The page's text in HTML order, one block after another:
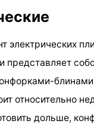
электрических
представляет
относительно
дольше,